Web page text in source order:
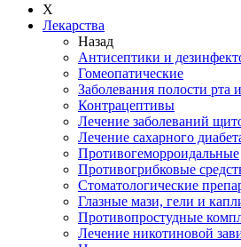
X
Лекарства
Назад
Антисептики и
Гомеопатические
Заболевания полости рта
Контрацептивы
Лечение заболеваний
Лечение сахарного
Противогеморроидальные
Противогрибковые
Стоматологические
Глазные мази, гели и
Противопростудные
Лечение никотиновой